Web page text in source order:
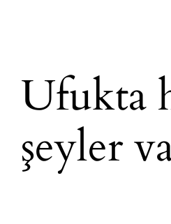
Ufukta
şeyler